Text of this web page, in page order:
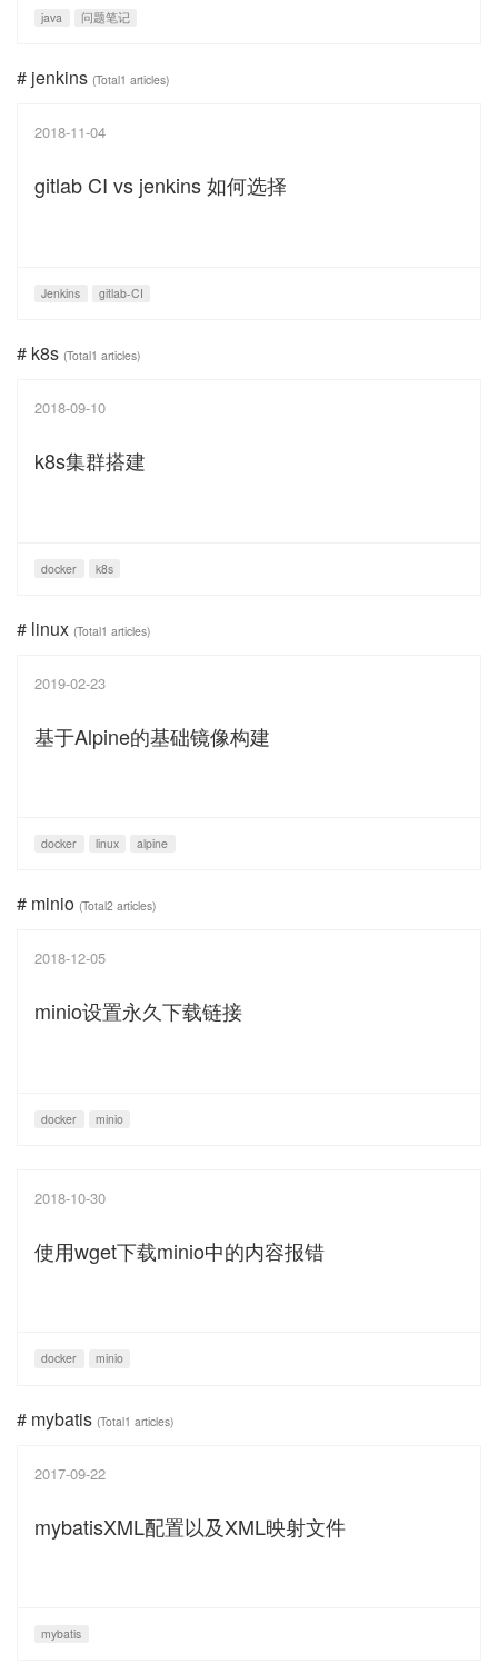
java 问题笔记
# jenkins (Total1 articles)
2018-11-04
gitlab CI vs jenkins 如何选择
Jenkins gitlab-CI
# k8s (Total1 articles)
2018-09-10
k8s集群搭建
docker k8s
# linux (Total1 articles)
2019-02-23
基于Alpine的基础镜像构建
docker linux alpine
# minio (Total2 articles)
2018-12-05
minio设置永久下载链接
docker minio
2018-10-30
使用wget下载minio中的内容报错
docker minio
# mybatis (Total1 articles)
2017-09-22
mybatisXML配置以及XML映射文件
mybatis